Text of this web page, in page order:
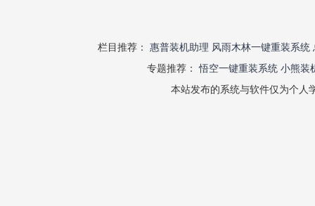
栏目推荐： 惠普装机助理 风雨木林一键重装系统
专题推荐：悟空一键重装系统 小熊装
本站发布的系统与软件仅为个人